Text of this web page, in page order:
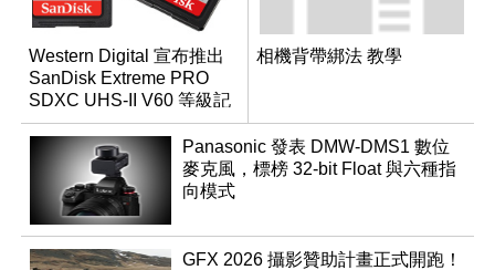
Western Digital 宣布推出
SanDisk Extreme PRO
SDXC UHS-II V60 等級記
憶卡
相機背帶綁法 教學
Panasonic 發表 DMW-DMS1 數位
麥克風，標榜 32-bit Float 與六種指
向模式
GFX 2026 攝影贊助計畫正式開跑！